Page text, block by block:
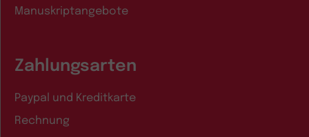
Manuskriptangebote
Zahlungsarten
Paypal und Kreditkarte
Rechnung